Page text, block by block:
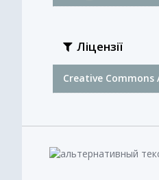
Ліцензії
Creative Commons